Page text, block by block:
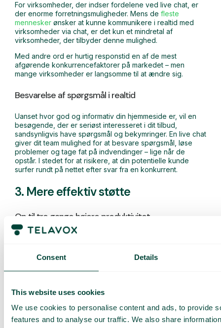
Consent Details
This website uses cookies
We use cookies to personalise content and ads, to provide
features and to analyse our traffic. We also share
For virksomheder, der indser fordelene ved live chat, er
der enorme forretningsmuligheder. Mens de fleste
mennesker ønsker at kunne kommunikere i realtid med
virksomheder via chat, er det kun et mindretal af
virksomheder, der tilbyder denne mulighed.
Med andre ord er hurtig responstid en af de mest
afgørende konkurrencefaktorer på markedet – men
mange virksomheder er langsomme til at ændre sig.
Besvarelse af spørgsmål i realtid
Uanset hvor god og informativ din hjemmeside er, vil en
besøgende, der er seriøst interesseret i dit tilbud,
sandsynligvis have spørgsmål og bekymringer. En live chat
giver dit team mulighed for at besvare spørgsmål, løse
problemer og tage fat på indvendinger – lige når de
opstår. I stedet for at risikere, at din potentielle kunde
surfer rundt på nettet efter svar fra en konkurrent.
3. Mere effektiv støtte
Op til tre gange højere produktivitet
Live chat gør ikke kun dit supportteam mere tilgængeligt,
tickets kan håndteres parallelt, så i mange tilfælde kan live
dele af opkaldet kan også automatiseres, hvilket gør
Kortere ventetider
Ingen kan lide at vente. En livechat på din hjemmeside